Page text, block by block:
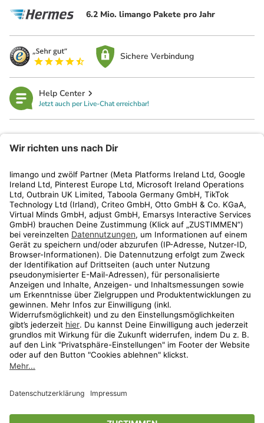
6.2 Mio. limango Pakete pro Jahr
Sichere Verbindung
Help Center
Jetzt auch per Live-Chat erreichbar!
Kundenservice
Shop
Aktionen
Travel